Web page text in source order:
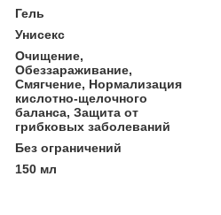
Гель
Унисекс
Очищение,
Обеззараживание,
Смягчение, Нормализация
кислотно-щелочного
баланса, Защита от
грибковых заболеваний
Без ограничений
150 мл